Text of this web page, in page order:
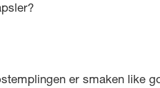
er smaken like